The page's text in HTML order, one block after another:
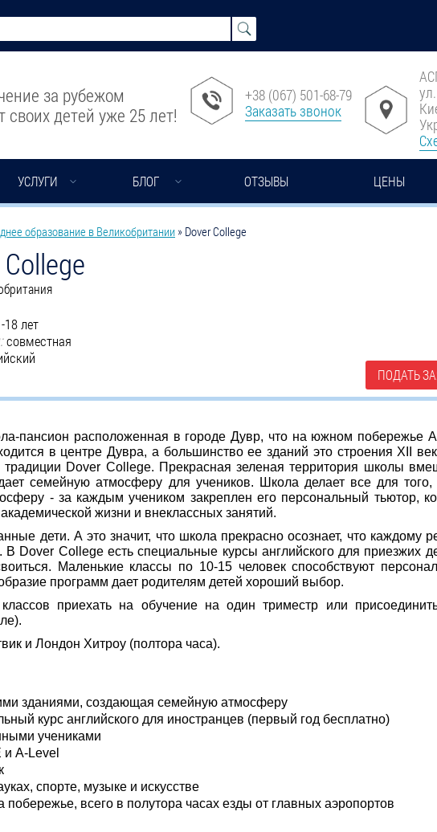
за рубежом
детей уже 25 лет!
+38 (067) 501-68-79
Заказать звонок
УСЛУГИ БЛОГ ОТЗЫВЫ ЦЕНЫ
образование в Великобритании » Dover College
18 лет
совместная
ПОДАТЬ
пансион расположенная в городе Дувр, что на южном побережье
в центре Дувра, а большинство ее зданий это строения XII
Dover College. Прекрасная зеленая территория школы
семейную атмосферу для учеников. Школа делает все для того,
- за каждым учеником закреплен его персональный тьютор,
жизни и внеклассных занятий.
дети. А это значит, что школа прекрасно осознает, что каждому
Dover College есть специальные курсы английского для приезжих
Маленькие классы по 10-15 человек способствуют
программ дает родителям детей хороший выбор.
приехать на обучение на один триместр или
и Лондон Хитроу (полтора часа).
зданиями, создающая семейную атмосферу
курс английского для иностранцев (первый год бесплатно)
учениками
A-Level
спорте, музыке и искусстве
всего в полутора часах езды от главных аэропортов